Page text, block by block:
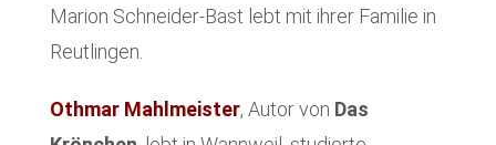
Marion Schneider-Bast lebt mit ihrer Familie in
Reutlingen.
Othmar Mahlmeister, Autor von Das